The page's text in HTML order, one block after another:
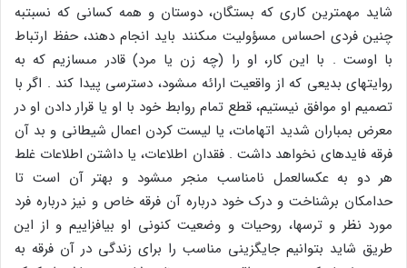
شاید مهم‏ترین کارى که بستگان، دوستان و همه کسانى که نسبت‏به
چنین فردى احساس مسؤولیت مى‏کنند باید انجام دهند، حفظ ارتباط
با اوست . با این کار، او را (چه زن یا مرد) قادر مى‏سازیم که به
روایت‏هاى بدیعى که از واقعیت ارائه مى‏شود، دسترسى پیدا کند . اگر با
تصمیم او موافق نیستیم، قطع تمام روابط خود با او یا قرار دادن او در
معرض بمباران شدید اتهامات، یا لیست کردن اعمال شیطانى و بد آن
فرقه فایده‏اى نخواهد داشت . فقدان اطلاعات، یا داشتن اطلاعات غلط
هر دو به عکس‏العمل نامناسب منجر مى‏شود و بهتر آن است تا
حدامکان برشناخت و درک خود درباره آن فرقه خاص و نیز درباره فرد
مورد نظر و ترس‏ها، روحیات و وضعیت کنونى او بیافزاییم و از این
طریق شاید بتوانیم جایگزینى مناسب را براى زندگى در آن فرقه به